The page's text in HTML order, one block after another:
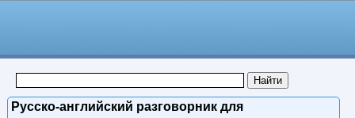
Русско-английский разговорник для